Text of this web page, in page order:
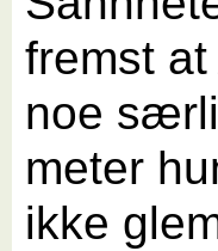
fremst
noe
meter
ikke